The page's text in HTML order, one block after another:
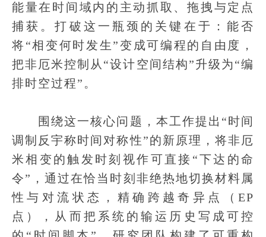
能量在时间域内的主动抓取、拖拽与定点
捕获。打破这一瓶颈的关键在于：能否
将“相变何时发生”变成可编程的自由度，
把非厄米控制从“设计空间结构”升级为“编
排时空过程”。
围绕这一核心问题，本工作提出“时间
调制反宇称时间对称性”的新原理，将非厄
米相变的触发时刻视作可直接“下达的命
令”，通过在恰当时刻非绝热地切换材料属
性与对流状态，精确跨越奇异点（EP
点），从而把系统的输运历史写成可控